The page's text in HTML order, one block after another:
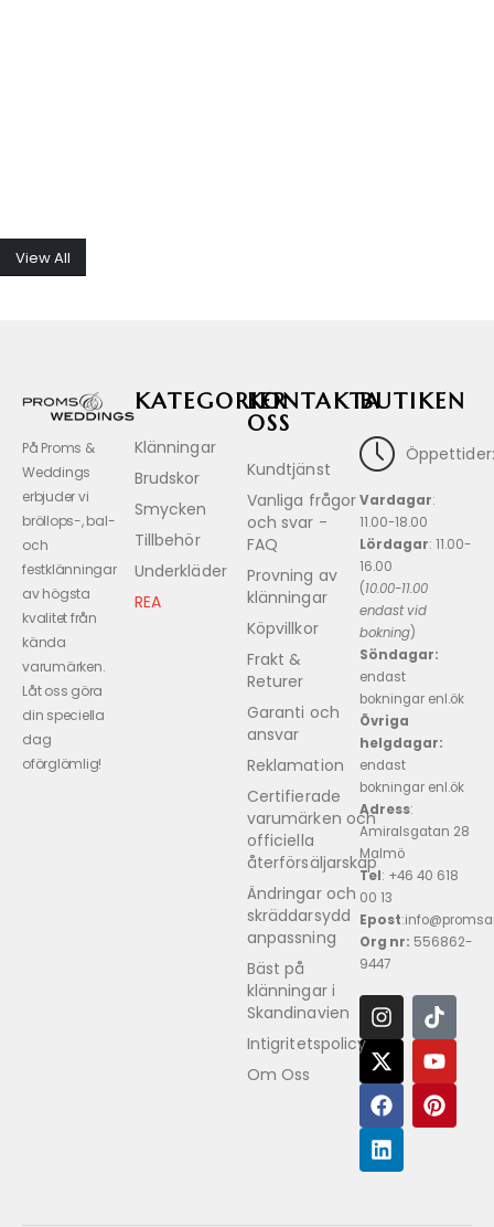
View All
På Proms &
Weddings
erbjuder vi
bröllops-, bal-
och
festklänningar
av högsta
kvalitet från
kända
varumärken.
Låt oss göra
din speciella
dag
oförglömlig!
BUTIKEN
Öppettider:
Vardagar:
11.00-18.00
Lördagar: 11.00-
16.00
(10.00-11.00
endast vid
bokning)
Söndagar:
endast
bokningar enl.ök
Övriga
helgdagar:
endast
bokningar enl.ök
Adress:
Amiralsgatan 28
Malmö
Tel: +46 40 618 ​
00 13
Epost
Org nr: 556862-
9447
KONTAKTA
OSS
Kundtjänst
Vanliga frågor
och svar -
FAQ
Provning av
klänningar
Köpvillkor
Frakt &
Returer
Garanti och
ansvar
Reklamation
Certifierade
varumärken och
officiella
återförsäljarskap
Ändringar och
skräddarsydd
anpassning
Bäst på
klänningar i
Skandinavien
Intigritetspolicy
Om Oss
KATEGORIER
Klänningar
Brudskor
Smycken
Tillbehör
Underkläder
REA